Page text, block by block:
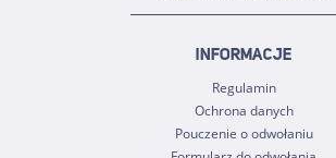
INFORMACJE
Regulamin
Ochrona danych
Pouczenie o odwołaniu